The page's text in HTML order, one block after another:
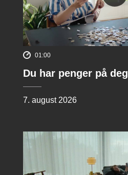
01:00
Du har penger på deg
7. august 2026